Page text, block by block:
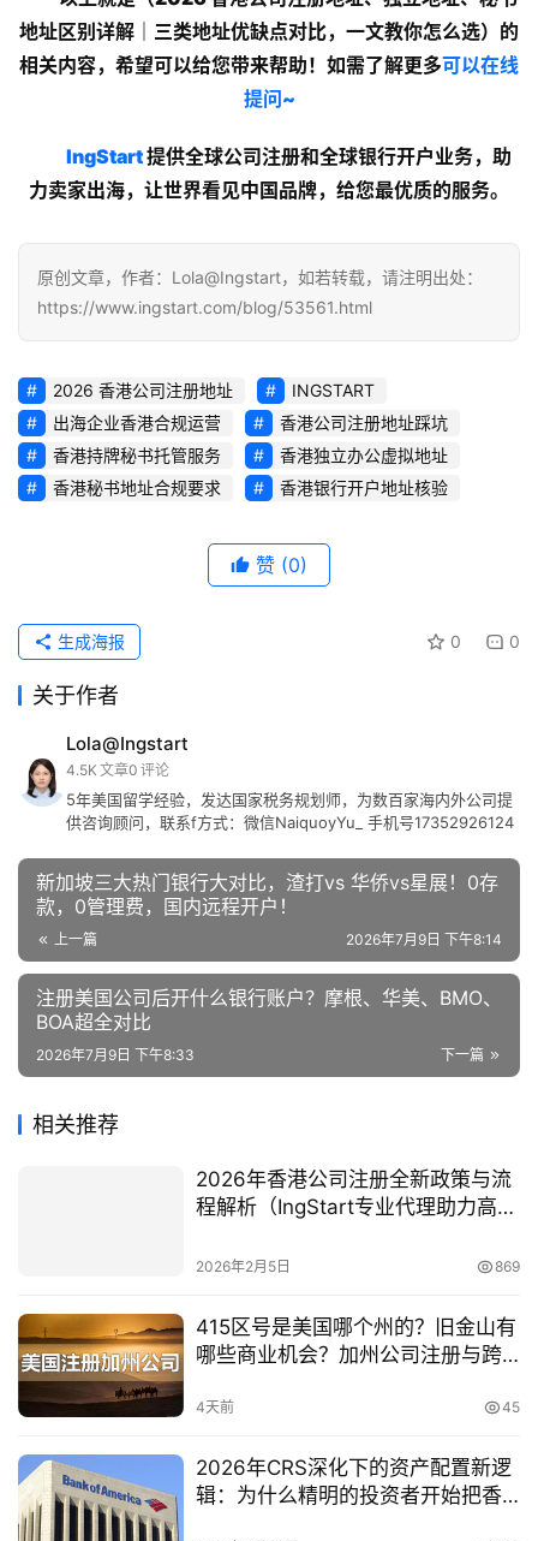
地址区别详解｜三类地址优缺点对比，一文教你怎么选） 的
相关内容，希望可以给您带来帮助！如需了解更多可以在线
提问~
lngStart提供全球公司注册和全球银行开户业务，助
力卖家出海，让世界看见中国品牌，给您最优质的服务。
原创文章，作者：Lola@Ingstart，如若转载，请注明出处：
https://www.ingstart.com/blog/53561.html
2026 香港公司注册地址
INGSTART
出海企业香港合规运营
香港公司注册地址踩坑
香港持牌秘书托管服务
香港独立办公虚拟地址
香港秘书地址合规要求
香港银行开户地址核验
赞 (0)
0 0
生成海报
关于作者
Lola@Ingstart
4.5K 文章0 评论
5年美国留学经验，发达国家税务规划师，为数百家海内外公司提
供咨询顾问，联系f方式：微信NaiquoyYu_ 手机号17352926124
新加坡三大热门银行大对比，渣打vs 华侨vs星展！0存
款，0管理费，国内远程开户！
上一篇 2026年7月9日 下午8:14
注册美国公司后开什么银行账户？摩根、华美、BMO、
BOA超全对比
下一篇
2026年7月9日 下午8:33
相关推荐
2026年香港公司注册全新政策与流
程解析（IngStart专业代理助力高效
2026年2月5日 869
415区号是美国哪个州的？旧金山有
哪些商业机会？加州公司注册与跨
4天前 45
2026年CRS深化下的资产配置新逻
辑：为什么精明的投资者开始把香